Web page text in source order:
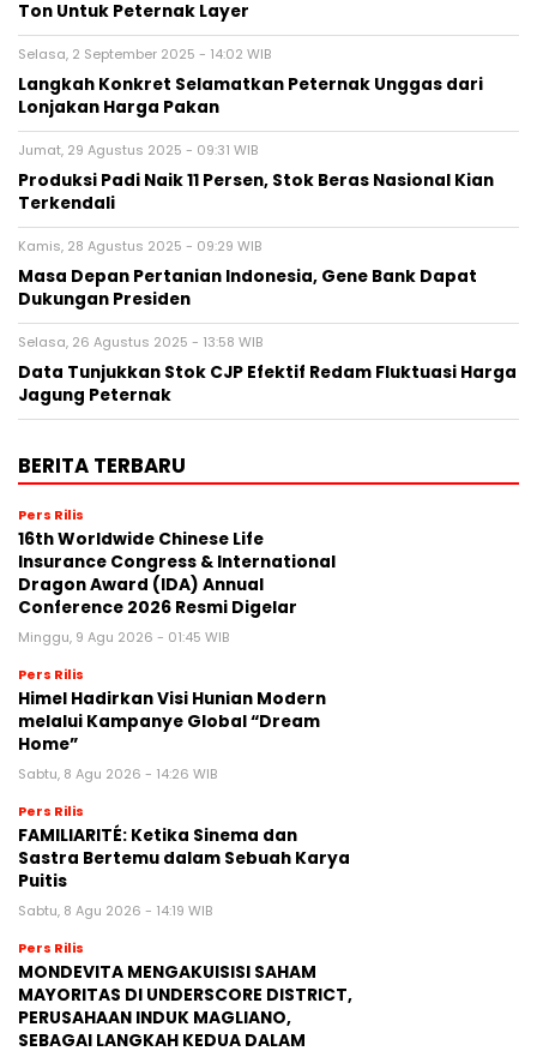
Ton Untuk Peternak Layer
Selasa, 2 September 2025 - 14:02 WIB
Langkah Konkret Selamatkan Peternak Unggas dari
Lonjakan Harga Pakan
Jumat, 29 Agustus 2025 - 09:31 WIB
Produksi Padi Naik 11 Persen, Stok Beras Nasional Kian
Terkendali
Kamis, 28 Agustus 2025 - 09:29 WIB
Masa Depan Pertanian Indonesia, Gene Bank Dapat
Dukungan Presiden
Selasa, 26 Agustus 2025 - 13:58 WIB
Data Tunjukkan Stok CJP Efektif Redam Fluktuasi Harga
Jagung Peternak
BERITA TERBARU
Pers Rilis
16th Worldwide Chinese Life
Insurance Congress & International
Dragon Award (IDA) Annual
Conference 2026 Resmi Digelar
Minggu, 9 Agu 2026 - 01:45 WIB
Pers Rilis
Himel Hadirkan Visi Hunian Modern
melalui Kampanye Global “Dream
Home”
Sabtu, 8 Agu 2026 - 14:26 WIB
Pers Rilis
FAMILIARITÉ: Ketika Sinema dan
Sastra Bertemu dalam Sebuah Karya
Puitis
Sabtu, 8 Agu 2026 - 14:19 WIB
Pers Rilis
MONDEVITA MENGAKUISISI SAHAM
MAYORITAS DI UNDERSCORE DISTRICT,
PERUSAHAAN INDUK MAGLIANO,
SEBAGAI LANGKAH KEDUA DALAM